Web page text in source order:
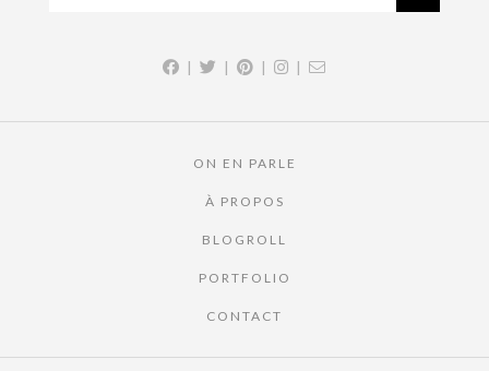
| | | |
ON EN PARLE
À PROPOS
BLOGROLL
PORTFOLIO
CONTACT